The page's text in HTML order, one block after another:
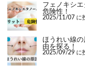
フェノキシ
危険性！
2025/11/07 に
ほうれい線
由を探る！
2025/09/29 に